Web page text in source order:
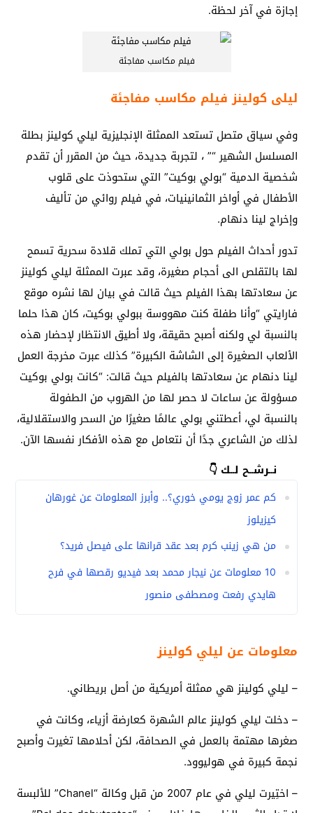
إجازة في آخر لحظة.
فيلم مكاسب مفاجئة
ليلى كولينز فيلم مكاسب مفاجئة
وفي سياق متصل تستعد الممثلة الإنجليزية ليلي كولينز بطلة
المسلسل الشهير “” ، لتجربة جديدة، حيث من المقرر أن تقدم
شخصية الدمية “بولي بوكيت” التي ستحوذت على قلوب
الأطفال في أواخر الثمانينيات، في فيلم روائي من تأليف
وإخراج لينا دنهام.
تدور أحداث الفيلم حول بولي التي تملك قلادة سحرية تسمح
لها بالتقلص الى أحجام صغيرة، وقد عبرت الممثلة ليلي كولينز
عن سعادتها بهذا الفيلم حيث قالت في بيان لها نشره موقع
فارايتي “وأنا طفلة كنت مهووسة ببولي بوكيت، كان هذا حلما
بالنسبة لي ولكنه أصبح حقيقة، ولا أطيق الانتظار لإحضار هذه
الألعاب الصغيرة إلى الشاشة الكبيرة” كذلك عبرت مخرجة العمل
لينا دنهام عن سعادتها بالفيلم حيث قالت: “كانت بولي بوكيت
مسؤولة عن ساعات لا حصر لها من الهروب من الطفولة
بالنسبة لي، أعطتني بولي عالمًا صغيرًا من السحر والاستقلالية،
لذلك من الشاعري جدًا أن نتعامل مع هذه الأفكار نفسها الآن.
نــرشــح لــك 👇
كم عمر زوج يومي خوري؟.. وأبرز المعلومات عن غورهان
كيزيلوز
من هي زينب كرم بعد عقد قرانها على فيصل فريد؟
10 معلومات عن نيجار محمد بعد فيديو رقصها في فرح
هايدي رفعت ومصطفى منصور
معلومات عن ليلي كولينز
– ليلي كولينز هي ممثلة أمريكية من أصل بريطاني.
– دخلت ليلي كولينز عالم الشهرة كعارضة أزياء، وكانت في
صغرها مهتمة بالعمل في الصحافة، لكن أحلامها تغيرت وأصبح
نجمة كبيرة في هوليوود.
– اختِيرت ليلي في عام 2007 من قبل وكالة “Chanel” للألبسة